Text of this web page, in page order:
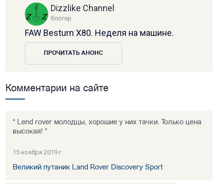
Dizzlike Channel
блогер
FAW Besturn X80. Неделя на машине.
ПРОЧИТАТЬ АНОНС
Комментарии на сайте
“ Lend rover молодцы, хорошие у них тачки. Только цена
высокая! “
15 ноября 2019 г.
Великий путаник Land Rover Discovery Sport